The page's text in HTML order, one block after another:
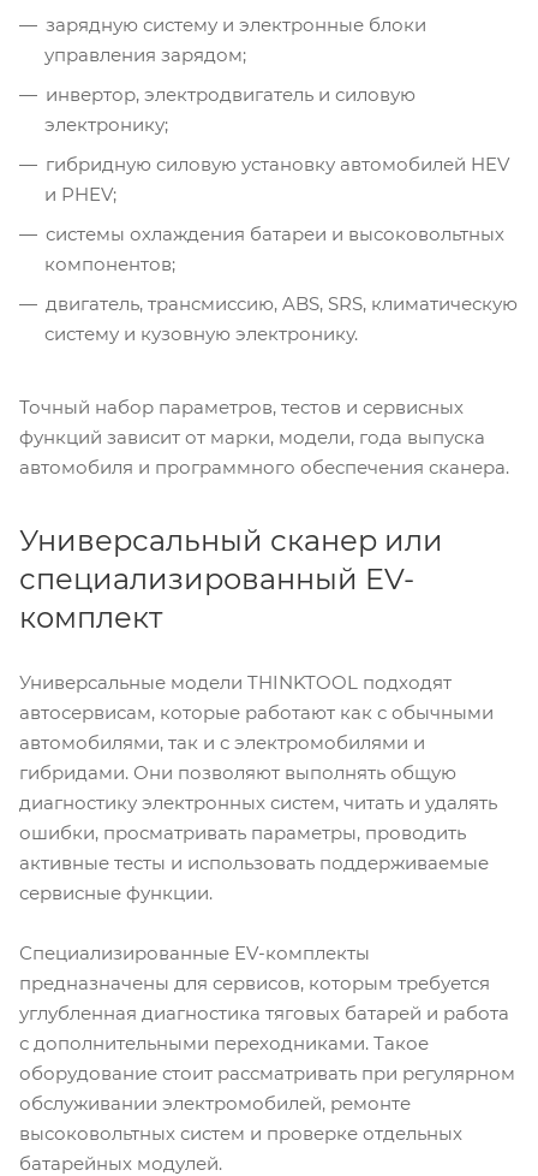
зарядную систему и электронные блоки
управления зарядом;
инвертор, электродвигатель и силовую
электронику;
гибридную силовую установку автомобилей HEV
и PHEV;
системы охлаждения батареи и высоковольтных
компонентов;
двигатель, трансмиссию, ABS, SRS, климатическую
систему и кузовную электронику.
Точный набор параметров, тестов и сервисных
функций зависит от марки, модели, года выпуска
автомобиля и программного обеспечения сканера.
Универсальный сканер или
специализированный EV-
комплект
Универсальные модели THINKTOOL подходят
автосервисам, которые работают как с обычными
автомобилями, так и с электромобилями и
гибридами. Они позволяют выполнять общую
диагностику электронных систем, читать и удалять
ошибки, просматривать параметры, проводить
активные тесты и использовать поддерживаемые
сервисные функции.
Специализированные EV-комплекты
предназначены для сервисов, которым требуется
углубленная диагностика тяговых батарей и работа
с дополнительными переходниками. Такое
оборудование стоит рассматривать при регулярном
обслуживании электромобилей, ремонте
высоковольтных систем и проверке отдельных
батарейных модулей.